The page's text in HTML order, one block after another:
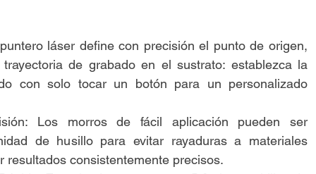
láser define con precisión el punto de origen,
de grabado en el sustrato: establezca la
con solo tocar un botón para un personalizado
Los morros de fácil aplicación pueden ser
de husillo para evitar rayaduras a materiales
resultados consistentemente precisos.